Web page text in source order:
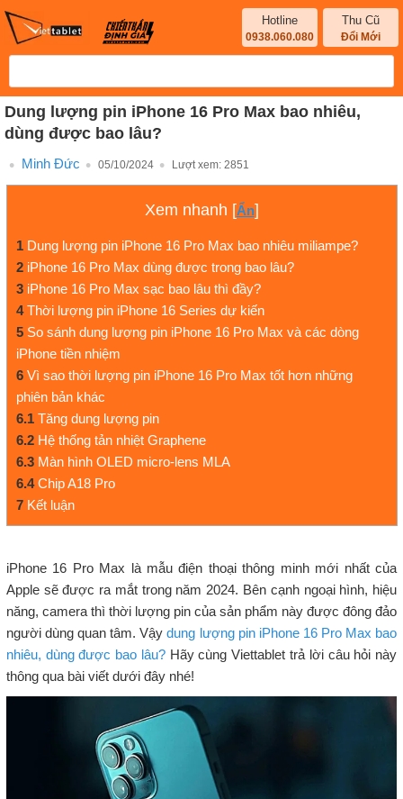
Hotline
0938.060.080
Thu Cũ
Đổi Mới
Dung lượng pin iPhone 16 Pro Max bao nhiêu,
dùng được bao lâu?
Minh Đức 05/10/2024 Lượt xem: 2851
Xem nhanh [Ẩn]
1 Dung lượng pin iPhone 16 Pro Max bao nhiêu miliampe?
2 iPhone 16 Pro Max dùng được trong bao lâu?
3 iPhone 16 Pro Max sạc bao lâu thì đầy?
4 Thời lượng pin iPhone 16 Series dự kiến
5 So sánh dung lượng pin iPhone 16 Pro Max và các dòng
iPhone tiền nhiệm
6 Vì sao thời lượng pin iPhone 16 Pro Max tốt hơn những
phiên bản khác
6.1 Tăng dung lượng pin
6.2 Hệ thống tản nhiệt Graphene
6.3 Màn hình OLED micro-lens MLA
6.4 Chip A18 Pro
7 Kết luận
iPhone 16 Pro Max là mẫu điện thoại thông minh mới nhất của
Apple sẽ được ra mắt trong năm 2024. Bên cạnh ngoại hình, hiệu
năng, camera thì thời lượng pin của sản phẩm này được đông đảo
người dùng quan tâm. Vậydung lượng pin iPhone 16 Pro Max bao
nhiêu, dùng được bao lâu? Hãy cùng Viettablet trả lời câu hỏi này
thông qua bài viết dưới đây nhé!